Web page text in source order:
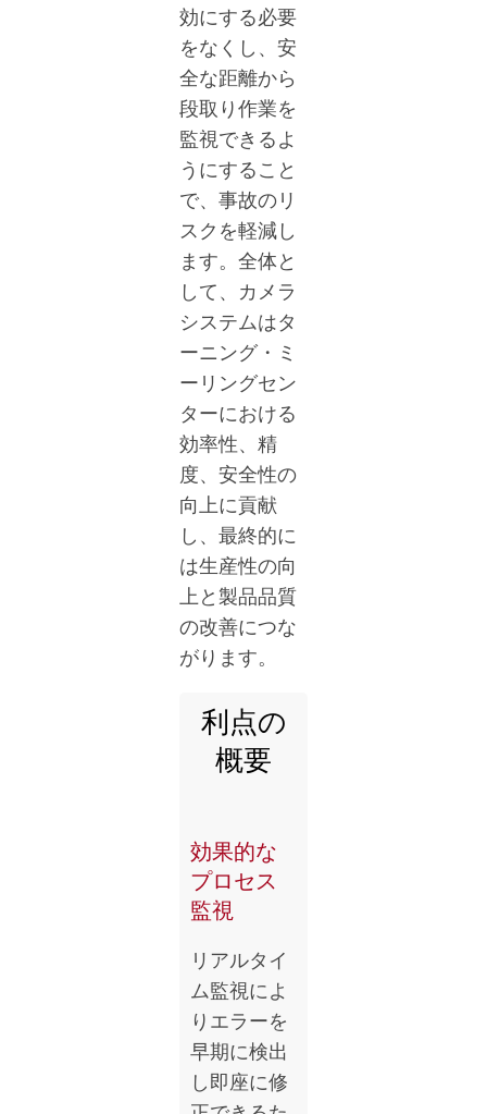
効にする必要
をなくし、安
全な距離から
段取り作業を
監視できるよ
うにすること
で、事故のリ
スクを軽減し
ます。全体と
して、カメラ
システムはタ
ーニング・ミ
ーリングセン
ターにおける
効率性、精
度、安全性の
向上に貢献
し、最終的に
は生産性の向
上と製品品質
の改善につな
がります。
利点の
概要
効果的な
プロセス
監視
リアルタイ
ム監視によ
りエラーを
早期に検出
し即座に修